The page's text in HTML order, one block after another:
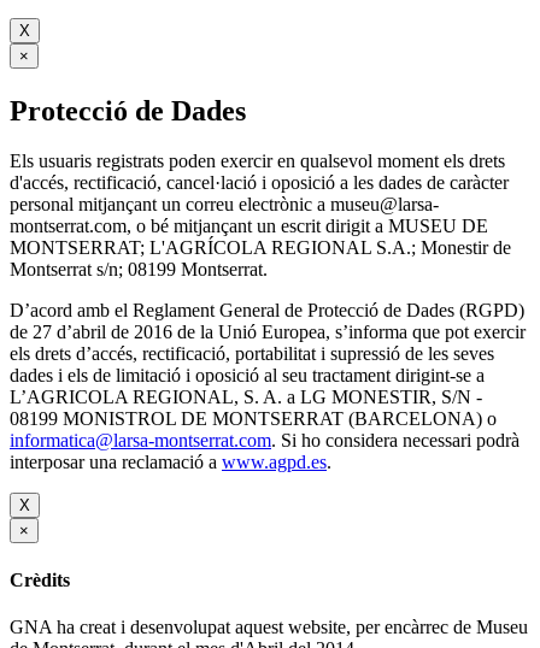
X
×
Protecció de Dades
Els usuaris registrats poden exercir en qualsevol moment els drets
d'accés, rectificació, cancel·lació i oposició a les dades de caràcter
personal mitjançant un correu electrònic a museu@larsa-
montserrat.com, o bé mitjançant un escrit dirigit a MUSEU DE
MONTSERRAT; L'AGRÍCOLA REGIONAL S.A.; Monestir de
Montserrat s/n; 08199 Montserrat.
D’acord amb el Reglament General de Protecció de Dades (RGPD)
de 27 d’abril de 2016 de la Unió Europea, s’informa que pot exercir
els drets d’accés, rectificació, portabilitat i supressió de les seves
dades i els de limitació i oposició al seu tractament dirigint-se a
L’AGRICOLA REGIONAL, S. A. a LG MONESTIR, S/N -
08199 MONISTROL DE MONTSERRAT (BARCELONA) o
informatica@larsa-montserrat.com. Si ho considera necessari podrà
interposar una reclamació a www.agpd.es.
X
×
Crèdits
GNA ha creat i desenvolupat aquest website, per encàrrec de Museu